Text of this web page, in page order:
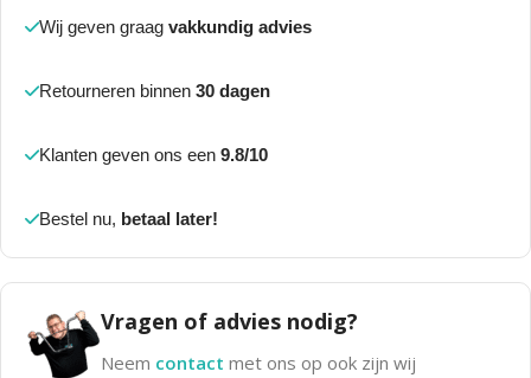
Wij geven graag vakkundig advies
Retourneren binnen 30 dagen
Klanten geven ons een 9.8/10
Bestel nu, betaal later!
Vragen of advies nodig?
Neem contact met ons op ook zijn wij